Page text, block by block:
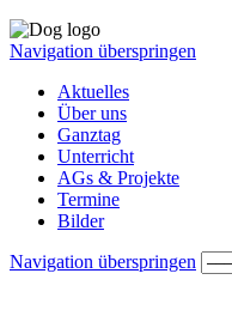
Navigation überspringen
Aktuelles
Über uns
Ganztag
Unterricht
AGs & Projekte
Termine
Bilder
Navigation überspringen